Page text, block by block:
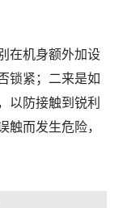
在机身额外加设
锁紧；二来是如
以防接触到锐利
而发生危险，